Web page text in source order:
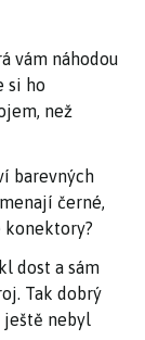
vám náhodou
si ho
než
barevných
černé,
konektory?
dost a sám
Tak dobrý
ještě nebyl